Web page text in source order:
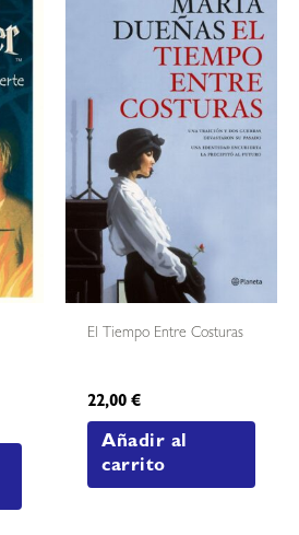
El Tiempo Entre Costuras
22,00€
Añadir al
carrito